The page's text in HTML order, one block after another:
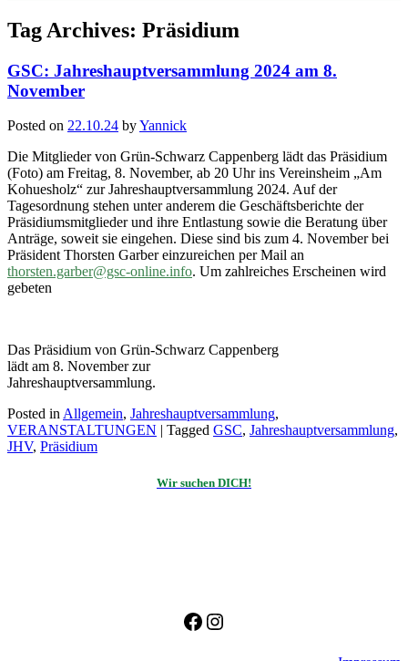
Tag Archives: Präsidium
GSC: Jahreshauptversammlung 2024 am 8.
November
Posted on 22.10.24 byYannick
Die Mitglieder von Grün-Schwarz Cappenberg lädt das Präsidium
(Foto) am Freitag, 8. November, ab 20 Uhr ins Vereinsheim „Am
Kohuesholz“ zur Jahreshauptversammlung 2024. Auf der
Tagesordnung stehen unter anderem die Geschäftsberichte der
Präsidiumsmitglieder und ihre Entlastung sowie die Beratung über
Anträge, soweit sie eingehen. Diese sind bis zum 4. November bei
Präsident Thorsten Garber einzureichen per Mail an
thorsten.garber@gsc-online.info. Um zahlreiches Erscheinen wird
gebeten
Das Präsidium von Grün-Schwarz Cappenberg
lädt am 8. November zur
Jahreshauptversammlung.
Posted in Allgemein, Jahreshauptversammlung,
VERANSTALTUNGEN | Tagged GSC, Jahreshauptversammlung,
JHV, Präsidium
Wir suchen DICH!
Facebook
Instagram